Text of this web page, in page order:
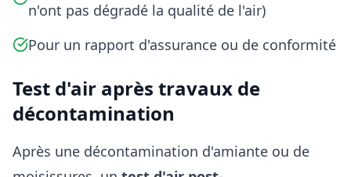
n'ont pas dégradé la qualité de l'air)
Pour un rapport d'assurance ou de conformité
Test d'air après travaux de
décontamination
Après une décontamination d'amiante ou de